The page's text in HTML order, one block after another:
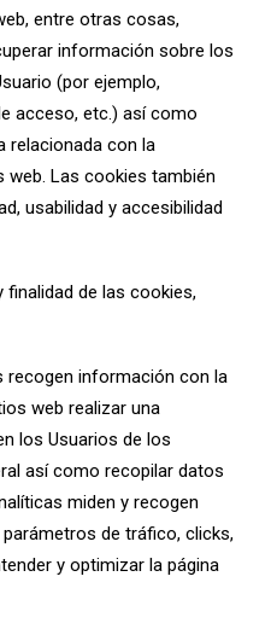
entre otras cosas,
información sobre los
(por ejemplo,
acceso, etc.) así como
relacionada con la
web. Las cookies también
usabilidad y accesibilidad
finalidad de las cookies,
recogen información con la
web realizar una
los Usuarios de los
así como recopilar datos
miden y recogen
de tráfico, clicks,
y optimizar la página